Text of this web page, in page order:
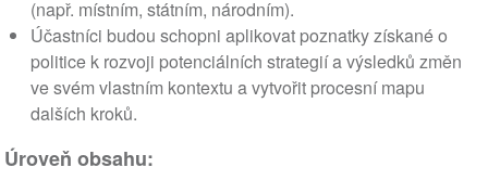
(např. místním, státním, národním).
Účastníci budou schopni aplikovat poznatky získané o
politice k rozvoji potenciálních strategií a výsledků změn
ve svém vlastním kontextu a vytvořit procesní mapu
dalších kroků.
Úroveň obsahu: